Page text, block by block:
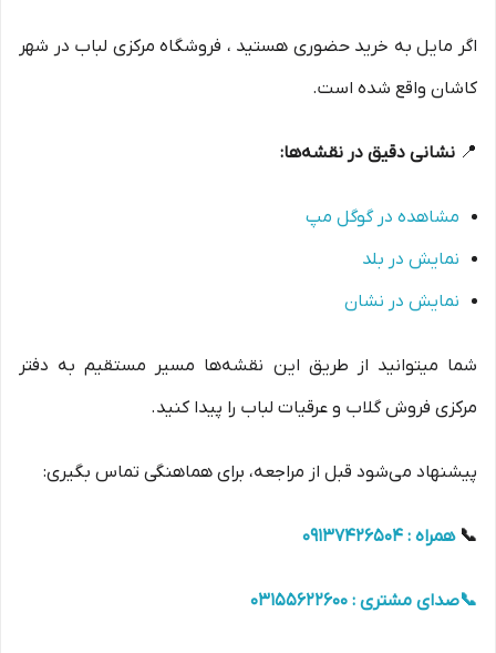
اگر مایل به خرید حضوری هستید ، فروشگاه مرکزی لباب در شهر
کاشان واقع شده است.
📍 نشانی دقیق در نقشه‌ها:
مشاهده در گوگل مپ
نمایش در بلد
نمایش در نشان
شما میتوانید از طریق این نقشه‌ها مسیر مستقیم به دفتر
مرکزی فروش گلاب و عرقیات لباب را پیدا کنید.
پیشنهاد می‌شود قبل از مراجعه، برای هماهنگی تماس بگیری:
📞همراه : 09137426504
📞صدای مشتری : 03155622600